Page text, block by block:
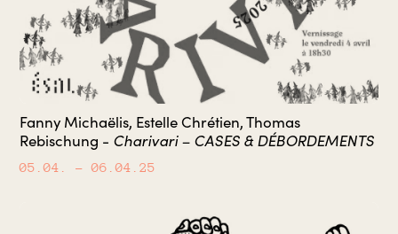
Fanny Michaëlis, Estelle Chrétien, Thomas
Rebischung - Charivari – CASES & DÉBORDEMENTS
05.04. – 06.04.25